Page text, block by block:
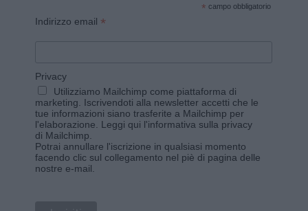
* campo obbligatorio
Indirizzo email *
Privacy
Utilizziamo Mailchimp come piattaforma di
marketing. Iscrivendoti alla newsletter accetti che le
tue informazioni siano trasferite a Mailchimp per
l'elaborazione. Leggi qui l'informativa sulla privacy
di Mailchimp
Potrai annullare l'iscrizione in qualsiasi momento
facendo clic sul collegamento nel piè di pagina delle
nostre e-mail.